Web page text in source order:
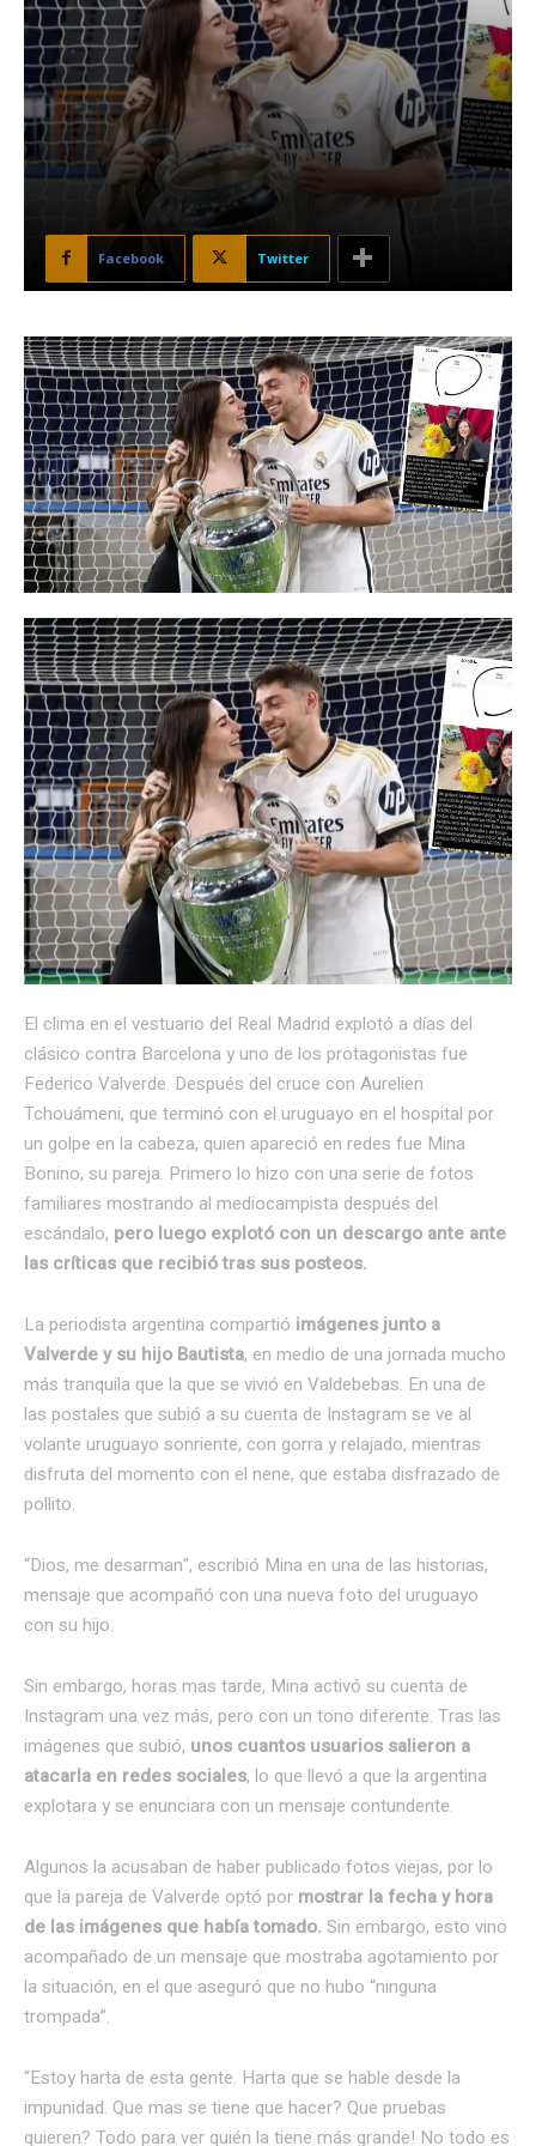
Facebook Twitter
El clima en el vestuario del Real Madrid explotó a días del
clásico contra Barcelona y uno de los protagonistas fue
Federico Valverde. Después del cruce con Aurelien
Tchouámeni, que terminó con el uruguayo en el hospital por
un golpe en la cabeza, quien apareció en redes fue Mina
Bonino, su pareja. Primero lo hizo con una serie de fotos
familiares mostrando al mediocampista después del
escándalo, pero luego explotó con un descargo ante ante
las críticas que recibió tras sus posteos.
La periodista argentina compartió imágenes junto a
Valverde y su hijo Bautista, en medio de una jornada mucho
más tranquila que la que se vivió en Valdebebas. En una de
las postales que subió a su cuenta de Instagram se ve al
volante uruguayo sonriente, con gorra y relajado, mientras
disfruta del momento con el nene, que estaba disfrazado de
pollito.
“Dios, me desarman”, escribió Mina en una de las historias,
mensaje que acompañó con una nueva foto del uruguayo
con su hijo.
Sin embargo, horas mas tarde, Mina activó su cuenta de
Instagram una vez más, pero con un tono diferente. Tras las
imágenes que subió, unos cuantos usuarios salieron a
atacarla en redes sociales, lo que llevó a que la argentina
explotara y se enunciara con un mensaje contundente.
Algunos la acusaban de haber publicado fotos viejas, por lo
que la pareja de Valverde optó por mostrar la fecha y hora
de las imágenes que había tomado. Sin embargo, esto vino
acompañado de un mensaje que mostraba agotamiento por
la situación, en el que aseguró que no hubo “ninguna
trompada”.
“Estoy harta de esta gente. Harta que se hable desde la
impunidad. Que mas se tiene que hacer? Que pruebas
quieren? Todo para ver quién la tiene más grande! No todo es